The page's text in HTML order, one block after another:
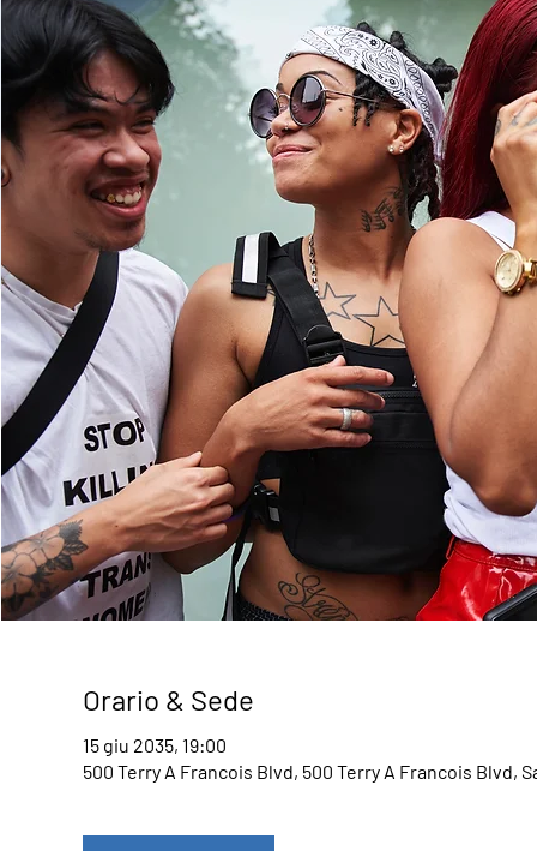
Orario & Sede
15 giu 2035, 19:00
500 Terry A Francois Blvd, 500 Terry A Francois Blvd,